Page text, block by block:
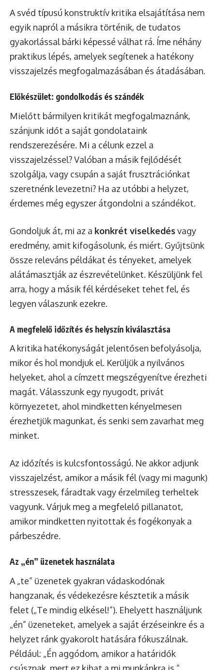
A svéd típusú konstruktív kritika elsajátítása nem
egyik napról a másikra történik, de tudatos
gyakorlással bárki képessé válhat rá. Íme néhány
praktikus lépés, amelyek segítenek a hatékony
visszajelzés megfogalmazásában és átadásában.
Előkészület: gondolkodás és szándék
Mielőtt bármilyen kritikát megfogalmaznánk,
szánjunk időt a saját gondolataink
rendszerezésére. Mi a célunk ezzel a
visszajelzéssel? Valóban a másik fejlődését
szolgálja, vagy csupán a saját frusztrációnkat
szeretnénk levezetni? Ha az utóbbi a helyzet,
érdemes még egyszer átgondolni a szándékot.
Gondoljuk át, mi az a konkrét viselkedésvagy
eredmény, amit kifogásolunk, és miért. Gyűjtsünk
össze releváns példákat és tényeket, amelyek
alátámasztják az észrevételünket. Készüljünk fel
arra, hogy a másik fél kérdéseket tehet fel, és
legyen válaszunk ezekre.
A megfelelő időzítés és helyszín kiválasztása
A kritika hatékonyságát jelentősen befolyásolja,
mikor és hol mondjuk el. Kerüljük a nyilvános
helyeket, ahol a címzett megszégyenítve érezheti
magát. Válasszunk egy nyugodt, privát
környezetet, ahol mindketten kényelmesen
érezhetjük magunkat, és senki sem zavarhat meg
minket.
Az időzítés is kulcsfontosságú. Ne akkor adjunk
visszajelzést, amikor a másik fél (vagy mi magunk)
stresszesek, fáradtak vagy érzelmileg terheltek
vagyunk. Várjuk meg a megfelelő pillanatot,
amikor mindketten nyitottak és fogékonyak a
párbeszédre.
Az „én” üzenetek használata
A „te” üzenetek gyakran vádaskodónak
hangzanak, és védekezésre késztetik a másik
felet („Te mindig elkésel!”). Ehelyett használjunk
„én” üzeneteket, amelyek a saját érzéseinkre és a
helyzet ránk gyakorolt hatására fókuszálnak.
Például: „Én aggódom, amikor a határidők